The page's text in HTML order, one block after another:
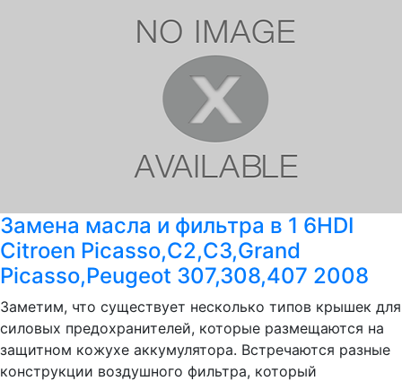
Замена масла и фильтра в 1 6HDI
Citroen Picasso,C2,C3,Grand
Picasso,Peugeot 307,308,407 2008
Заметим, что существует несколько типов крышек для
силовых предохранителей, которые размещаются на
защитном кожухе аккумулятора. Встречаются разные
конструкции воздушного фильтра, который